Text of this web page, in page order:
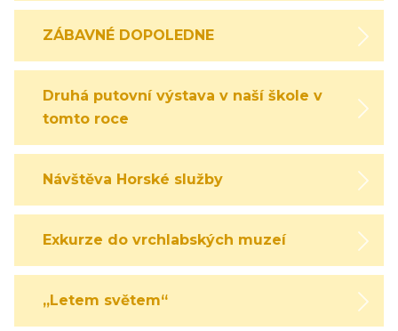
ZÁBAVNÉ DOPOLEDNE
Druhá putovní výstava v naší škole v
tomto roce
Návštěva Horské služby
Exkurze do vrchlabských muzeí
„Letem světem“